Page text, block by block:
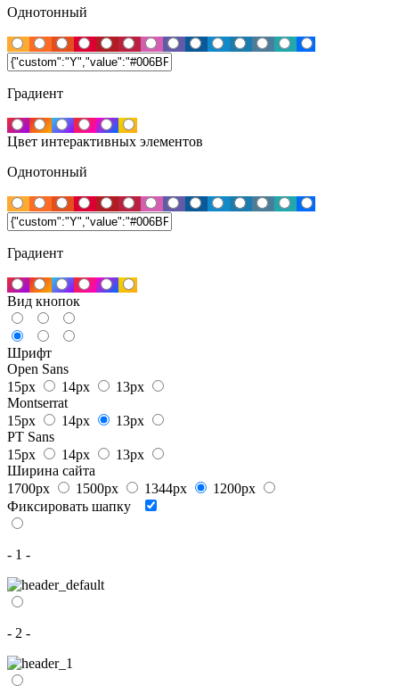
Однотонный
Градиент
Цвет интерактивных элементов
Однотонный
Градиент
Вид кнопок
Шрифт
Open Sans
15px
14px
13px
Montserrat
15px
14px
13px
PT Sans
15px
14px
13px
Ширина сайта
1700px
1500px 1344px
1200px
Фиксировать шапку
- 1 -
- 2 -